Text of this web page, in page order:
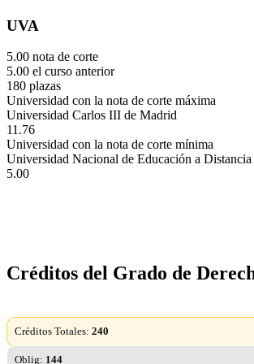
UVA
5.00 nota de corte
5.00 el curso anterior
180 plazas
Universidad con la nota de corte máxima
Universidad Carlos III de Madrid
11.76
Universidad con la nota de corte mínima
Universidad Nacional de Educación a Distancia
5.00
Créditos del Grado de
Créditos Totales: 240
Oblig: 144